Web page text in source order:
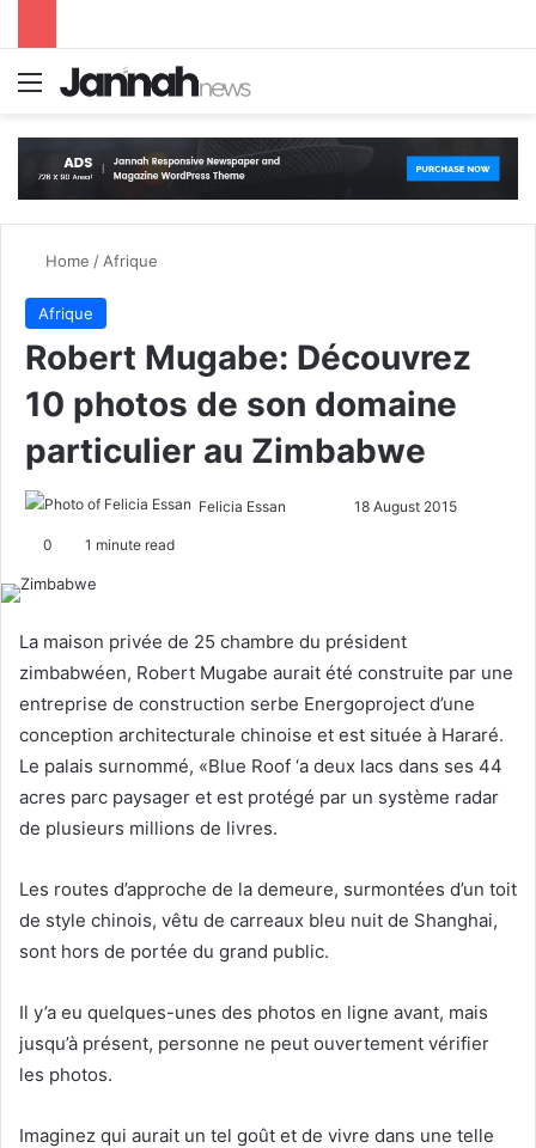
Menu
Home / Afrique
Afrique
Robert Mugabe: Découvrez
10 photos de son domaine
particulier au Zimbabwe
Felicia Essan
w
o
n
X
n
e
m
a
i
l
18 August 2015
0 1 minute read
La maison privée de 25 chambre du président
zimbabwéen, Robert Mugabe aurait été construite par une
entreprise de construction serbe Energoproject d’une
conception architecturale chinoise et est située à Hararé.
Le palais surnommé, «Blue Roof ‘a deux lacs dans ses 44
acres parc paysager et est protégé par un système radar
de plusieurs millions de livres.
Les routes d’approche de la demeure, surmontées d’un toit
de style chinois, vêtu de carreaux bleu nuit de Shanghai,
sont hors de portée du grand public.
Il y’a eu quelques-unes des photos en ligne avant, mais
jusqu’à présent, personne ne peut ouvertement vérifier
les photos.
Imaginez qui aurait un tel goût et de vivre dans une telle